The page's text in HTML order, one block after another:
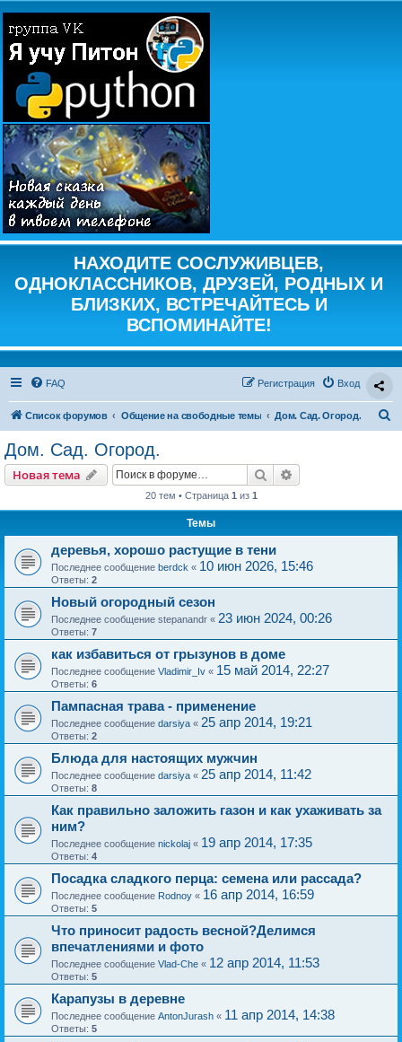
НАХОДИТЕ СОСЛУЖИВЦЕВ,
ОДНОКЛАССНИКОВ, ДРУЗЕЙ, РОДНЫХ И
БЛИЗКИХ, ВСТРЕЧАЙТЕСЬ И
ВСПОМИНАЙТЕ!
FAQ Вход
Регистрация
Список форумов Общение на свободные темы Дом. Сад. Огород.
Дом. Сад. Огород.
Новая тема Поиск
20 тем • Страница 1 из 1
Темы
деревья, хорошо растущие в тени
Последнее сообщение berdck « 10 июн 2026, 15:46
Ответы: 2
Новый огородный сезон
Последнее сообщение stepanandr « 23 июн 2024, 00:26
Ответы: 7
как избавиться от грызунов в доме
Последнее сообщение Vladimir_Iv « 15 май 2014, 22:27
Ответы: 6
Пампасная трава - применение
Последнее сообщение darsiya « 25 апр 2014, 19:21
Ответы: 2
Блюда для настоящих мужчин
Последнее сообщение darsiya « 25 апр 2014, 11:42
Ответы: 8
Как правильно заложить газон и как ухаживать за
ним?
Последнее сообщение nickolaj « 19 апр 2014, 17:35
Ответы: 4
Посадка сладкого перца: семена или рассада?
Последнее сообщение Rodnoy « 16 апр 2014, 16:59
Ответы: 5
Что приносит радость весной?Делимся
впечатлениями и фото
Последнее сообщение Vlad-Che « 12 апр 2014, 11:53
Ответы: 5
Карапузы в деревне
Последнее сообщение AntonJurash « 11 апр 2014, 14:38
Ответы: 5